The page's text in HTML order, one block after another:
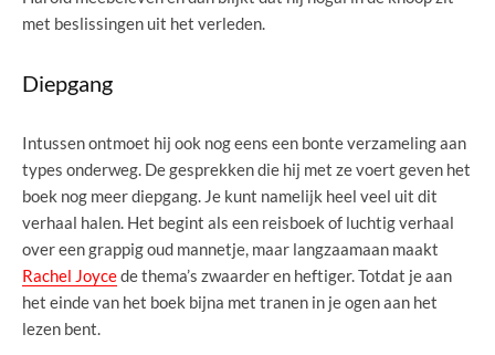
met beslissingen uit het verleden.
Diepgang
Intussen ontmoet hij ook nog eens een bonte verzameling aan
types onderweg. De gesprekken die hij met ze voert geven het
boek nog meer diepgang. Je kunt namelijk heel veel uit dit
verhaal halen. Het begint als een reisboek of luchtig verhaal
over een grappig oud mannetje, maar langzaamaan maakt
Rachel Joycede thema’s zwaarder en heftiger. Totdat je aan
het einde van het boek bijna met tranen in je ogen aan het
lezen bent.